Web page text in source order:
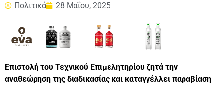
Πολιτικά 28 Μαΐου, 2025
Επιστολή του Τεχνικού Επιμελητηρίου ζητά την
αναθεώρηση της διαδικασίας και καταγγέλλει παραβίαση